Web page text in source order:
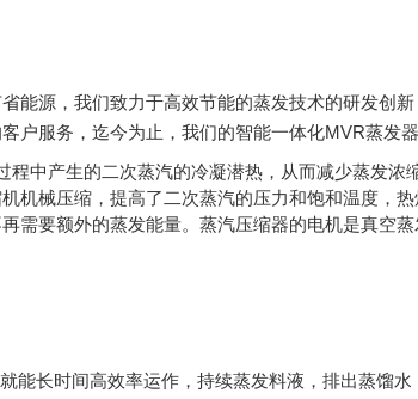
能源，我们致力于高效节能的蒸发技术的研发创
户服务，迄今为止，我们的智能一体化MVR蒸发
中产生的二次蒸汽的冷凝潜热，从而减少蒸发浓
机械压缩，提高了二次蒸汽的压力和饱和温度，
需要额外的蒸发能量。蒸汽压缩器的电机是真空
能长时间高效率运作，持续蒸发料液，排出蒸馏